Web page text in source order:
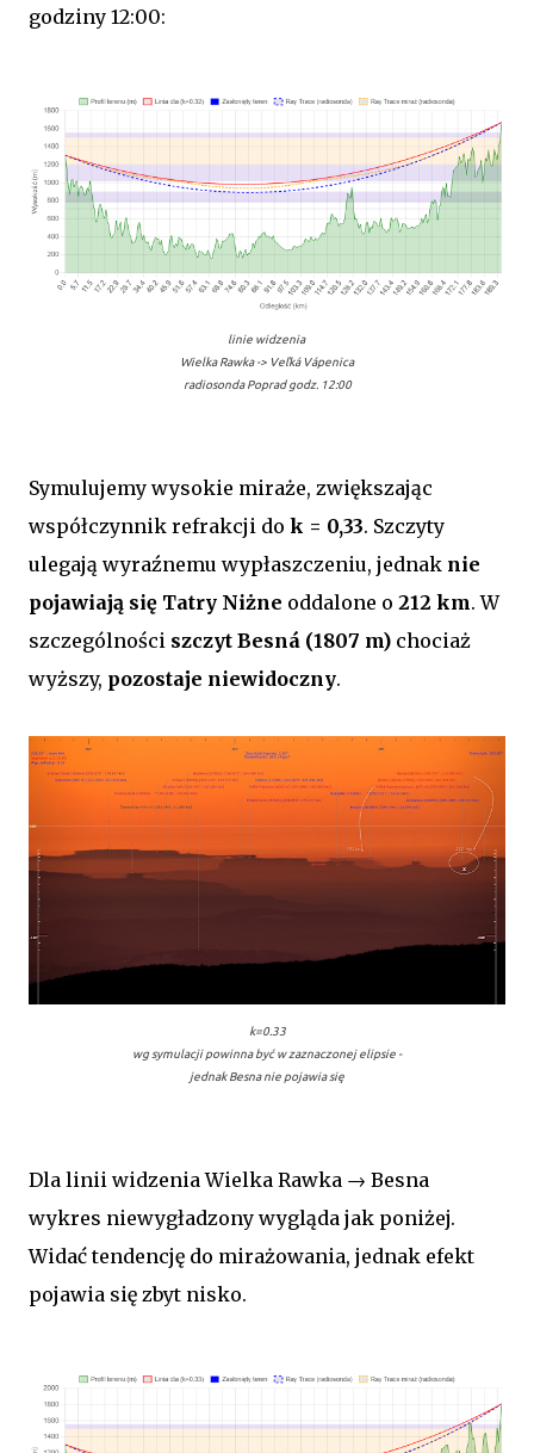
godziny 12:00:
linie widzenia
Wielka Rawka -> Veľká Vápenica
radiosonda Poprad godz. 12:00
Symulujemy wysokie miraże, zwiększając
współczynnik refrakcji do k = 0,33. Szczyty
ulegają wyraźnemu wypłaszczeniu, jednak nie
pojawiają się Tatry Niżne oddalone o 212 km. W
szczególności szczyt Besná (1807 m) chociaż
wyższy, pozostaje niewidoczny.
k=0.33
wg symulacji powinna być w zaznaczonej elipsie -
jednak Besna nie pojawia się
Dla linii widzenia Wielka Rawka → Besna
wykres niewygładzony wygląda jak poniżej.
Widać tendencję do mirażowania, jednak efekt
pojawia się zbyt nisko.